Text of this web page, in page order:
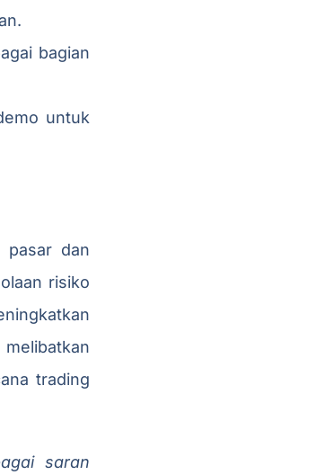
bagian
untuk
pasar dan
risiko
trading
saran